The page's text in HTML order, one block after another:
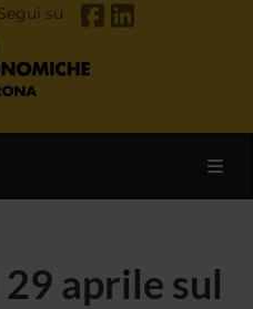
su
aprile sul